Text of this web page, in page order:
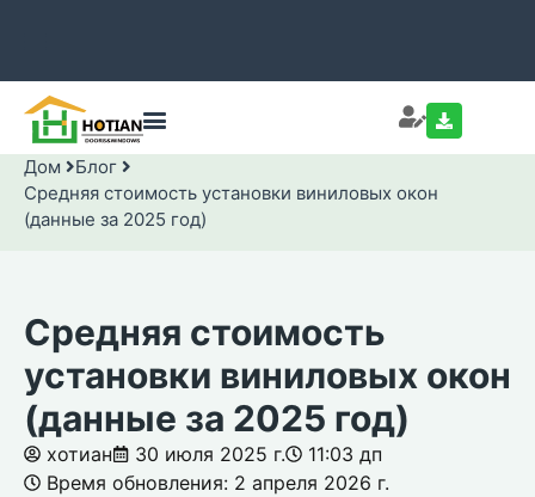
Дом
Блог
Средняя стоимость установки виниловых окон
(данные за 2025 год)
Средняя стоимость
установки виниловых окон
(данные за 2025 год)
хотиан 30 июля 2025 г.
11:03 дп
Время обновления: 2 апреля 2026 г.